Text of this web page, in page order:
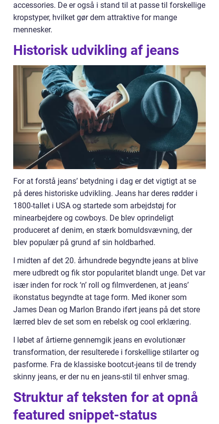
accessories. De er også i stand til at passe til forskellige
kropstyper, hvilket gør dem attraktive for mange
mennesker.
Historisk udvikling af jeans
For at forstå jeans’ betydning i dag er det vigtigt at se
på deres historiske udvikling. Jeans har deres rødder i
1800-tallet i USA og startede som arbejdstøj for
minearbejdere og cowboys. De blev oprindeligt
produceret af denim, en stærk bomuldsvævning, der
blev populær på grund af sin holdbarhed.
I midten af det 20. århundrede begyndte jeans at blive
mere udbredt og fik stor popularitet blandt unge. Det var
især inden for rock ‘n’ roll og filmverdenen, at jeans’
ikonstatus begyndte at tage form. Med ikoner som
James Dean og Marlon Brando iført jeans på det store
lærred blev de set som en rebelsk og cool erklæring.
I løbet af årtierne gennemgik jeans en evolutionær
transformation, der resulterede i forskellige stilarter og
pasforme. Fra de klassiske bootcut-jeans til de trendy
skinny jeans, er der nu en jeans-stil til enhver smag.
Struktur af teksten for at opnå
featured snippet-status